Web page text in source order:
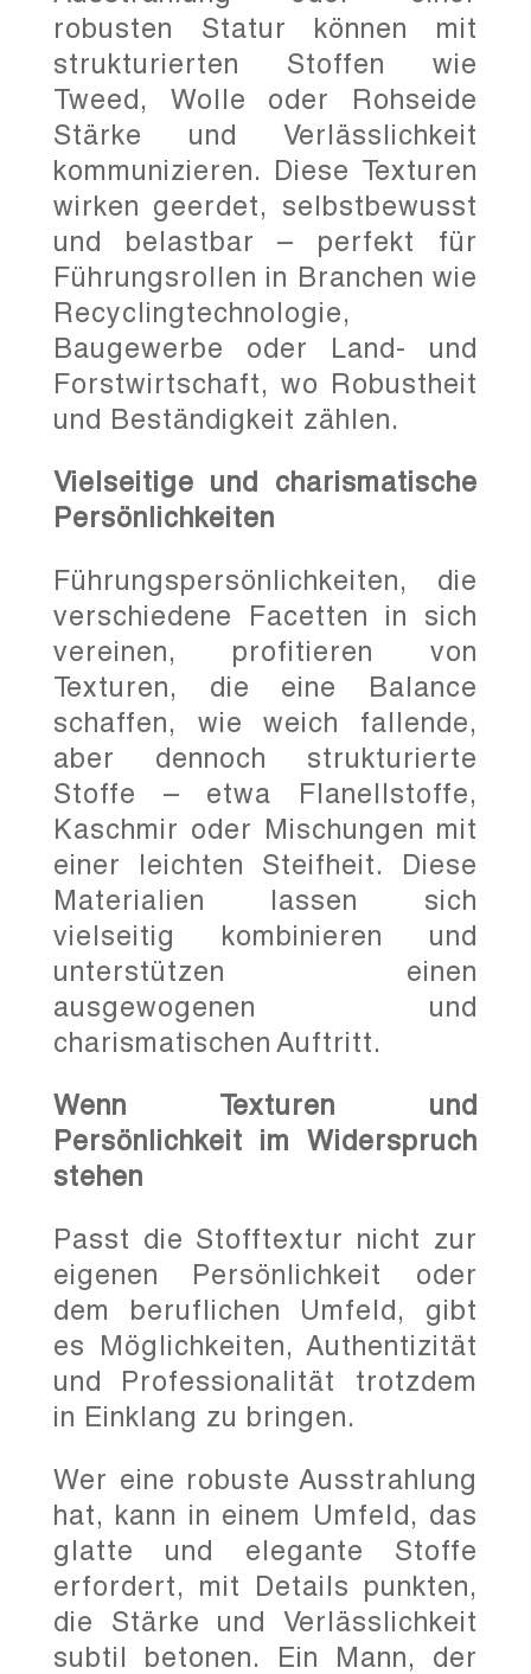
robusten Statur können mit
strukturierten Stoffen wie
Tweed, Wolle oder Rohseide
Stärke und Verlässlichkeit
kommunizieren. Diese Texturen
wirken geerdet, selbstbewusst
und belastbar – perfekt für
Führungsrollen in Branchen wie
Recyclingtechnologie,
Baugewerbe oder Land- und
Forstwirtschaft, wo Robustheit
und Beständigkeit zählen.
Vielseitige und charismatische
Persönlichkeiten
Führungspersönlichkeiten, die
verschiedene Facetten in sich
vereinen, profitieren von
Texturen, die eine Balance
schaffen, wie weich fallende,
aber dennoch strukturierte
Stoffe – etwa Flanellstoffe,
Kaschmir oder Mischungen mit
einer leichten Steifheit. Diese
Materialien lassen sich
vielseitig kombinieren und
unterstützen einen
ausgewogenen und
charismatischen Auftritt.
Wenn Texturen und
Persönlichkeit im Widerspruch
stehen
Passt die Stofftextur nicht zur
eigenen Persönlichkeit oder
dem beruflichen Umfeld, gibt
es Möglichkeiten, Authentizität
und Professionalität trotzdem
in Einklang zu bringen.
Wer eine robuste Ausstrahlung
hat, kann in einem Umfeld, das
glatte und elegante Stoffe
erfordert, mit Details punkten,
die Stärke und Verlässlichkeit
subtil betonen. Ein Mann, der